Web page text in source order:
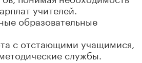
учителей.
образовательные
с отстающими учащимися,
службы.